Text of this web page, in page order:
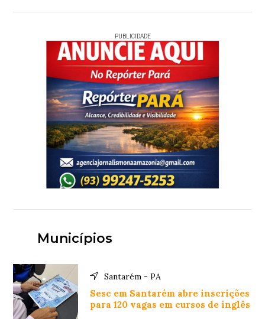
PUBLICIDADE
Municípios
Santarém - PA
Sesc em Santarém abre inscrições
para 120 vagas em cursos de inglês